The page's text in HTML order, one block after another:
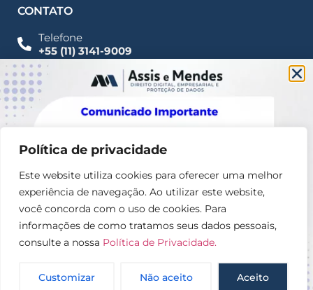
Política de privacidade
Este website utiliza cookies para oferecer uma melhor
experiência de navegação. Ao utilizar este website,
você concorda com o uso de cookies. Para
informações de como tratamos seus dados pessoais,
consulte a nossa Política de Privacidade.
Customizar Não aceito Aceito
CONTATO
Telefone
+55 (11) 3141-9009
Imprensa
Fale Conosco
contato@assisemendes.com.br
Alameda Santos, 1165 Paulista - CEP 01419-001 -
SP
Proteção de dados